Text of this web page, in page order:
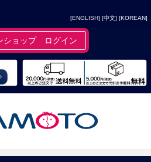
[ENGLISH] [中文] [KOREAN]
ショップ ログイン